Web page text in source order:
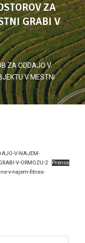
ZA
GRABI V
ZA ODDAJO V
V MESTNI
V-NAJEM-
V-ORMOZU-2
Prenos
v-najem-fitnes-